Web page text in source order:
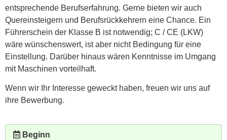
entsprechende Berufserfahrung. Gerne bieten wir auch
Quereinsteigern und Berufsrückkehrern eine Chance. Ein
Führerschein der Klasse B ist notwendig; C / CE (LKW)
wäre wünschenswert, ist aber nicht Bedingung für eine
Einstellung. Darüber hinaus wären Kenntnisse im Umgang
mit Maschinen vorteilhaft.
Wenn wir Ihr Interesse geweckt haben, freuen wir uns auf
ihre Bewerbung.
Beginn